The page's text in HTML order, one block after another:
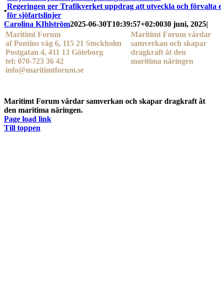
•
Regeringen ger Trafikverket uppdrag att utveckla och förvalta
för sjöfartslinjer
Carolina KIhlström2025-06-30T10:39:57+02:0030 juni, 2025|
Maritimt Forum
af Pontins väg 6, 115 21 Stockholm
Postgatan 4, 411 13 Göteborg
tel: 070-723 36 42
info@maritimtforum.se
Maritimt Forum vårdar
samverkan och skapar
dragkraft åt den
maritima näringen
Maritimt Forum vårdar samverkan och skapar dragkraft åt
den maritima näringen.
Page load link
Till toppen